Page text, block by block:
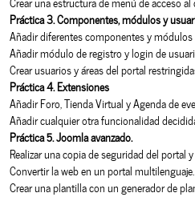
Práctica 3. Componentes, módulos y
Añadir diferentes componentes y módulos
Añadir módulo de registro y login de
Crear usuarios y áreas del portal
Práctica 4. Extensiones
Añadir Foro, Tienda Virtual y Agenda de
Añadir cualquier otra funcionalidad
Práctica 5. Joomla avanzado.
Realizar una copia de seguridad del portal
Convertir la web en un portal multilenguaje.
Crear una plantilla con un generador de